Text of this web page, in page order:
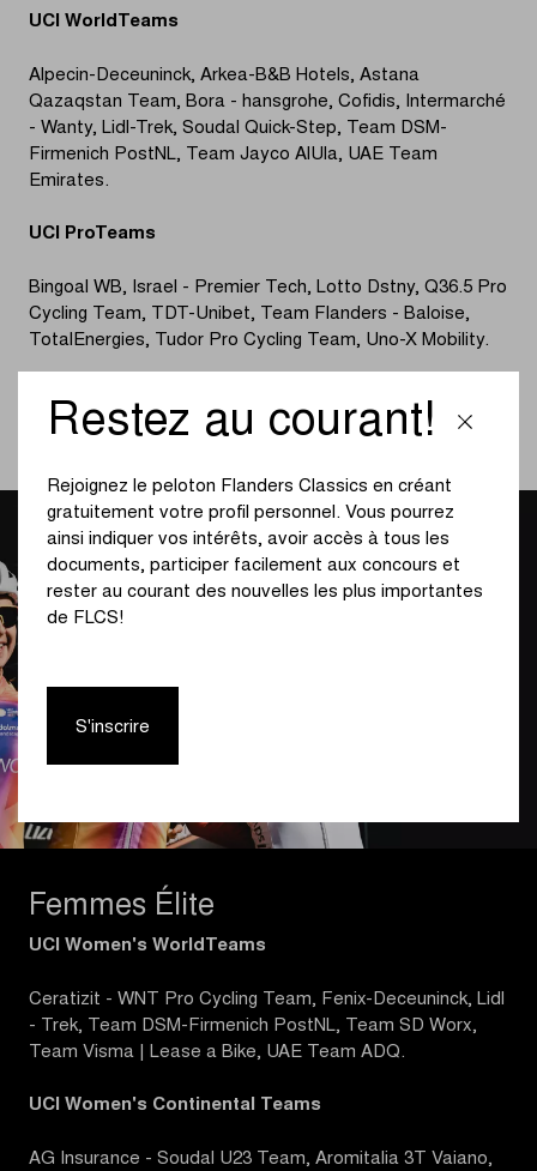
UCI WorldTeams
Alpecin-Deceuninck, Arkea-B&B Hotels, Astana
Qazaqstan Team, Bora - hansgrohe, Cofidis, Intermarché
- Wanty, Lidl-Trek, Soudal Quick-Step, Team DSM-
Firmenich PostNL, Team Jayco AlUla, UAE Team
Emirates.
UCI ProTeams
Bingoal WB, Israel - Premier Tech, Lotto Dstny, Q36.5 Pro
Cycling Team, TDT-Unibet, Team Flanders - Baloise,
TotalEnergies, Tudor Pro Cycling Team, Uno-X Mobility.
Femmes Élite
UCI Women's WorldTeams
Ceratizit - WNT Pro Cycling Team, Fenix-Deceuninck, Lidl
- Trek, Team DSM-Firmenich PostNL, Team SD Worx,
Team Visma | Lease a Bike, UAE Team ADQ.
UCI Women's Continental Teams
AG Insurance - Soudal U23 Team, Aromitalia 3T Vaiano,
Restez au courant!
Rejoignez le peloton Flanders Classics en créant
gratuitement votre profil personnel. Vous pourrez
ainsi indiquer vos intérêts, avoir accès à tous les
documents, participer facilement aux concours et
rester au courant des nouvelles les plus importantes
de FLCS!
S'inscrire